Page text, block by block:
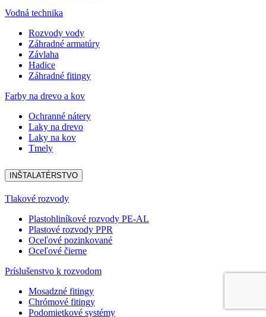
Vodná technika
Rozvody vody
Záhradné armatúry
Závlaha
Hadice
Záhradné fitingy
Farby na drevo a kov
Ochranné nátery
Laky na drevo
Laky na kov
Tmely
INŠTALATÉRSTVO
Tlakové rozvody
Plastohliníkové rozvody PE-AL
Plastové rozvody PPR
Oceľové pozinkované
Oceľové čierne
Príslušenstvo k rozvodom
Mosadzné fitingy
Chrómové fitingy
Podomietkové systémy